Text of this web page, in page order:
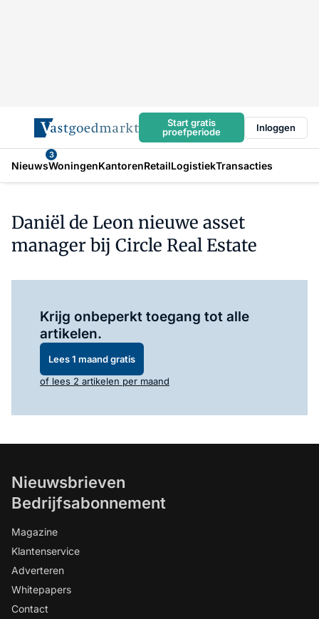
Start gratis
proefperiode
Inloggen
Nieuws
3
WoningenKantorenRetailLogistiekTransacties
Daniël de Leon nieuwe asset
manager bij Circle Real Estate
Krijg onbeperkt toegang tot alle
artikelen.
Lees 1 maand gratis
of lees 2 artikelen per maand
Nieuwsbrieven
Bedrijfsabonnement
Magazine
Klantenservice
Adverteren
Whitepapers
Contact